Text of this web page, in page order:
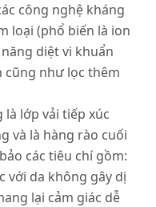
công nghệ kháng
loại (phổ biến là ion
diệt vi khuẩn
cũng như lọc thêm
lớp vải tiếp xúc
và là hàng rào cuối
các tiêu chí gồm:
với da không gây dị
lại cảm giác dễ